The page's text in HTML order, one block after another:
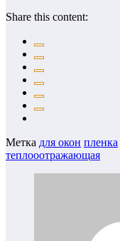
Share this content:
Метка для окон пленка
теплооотражающая